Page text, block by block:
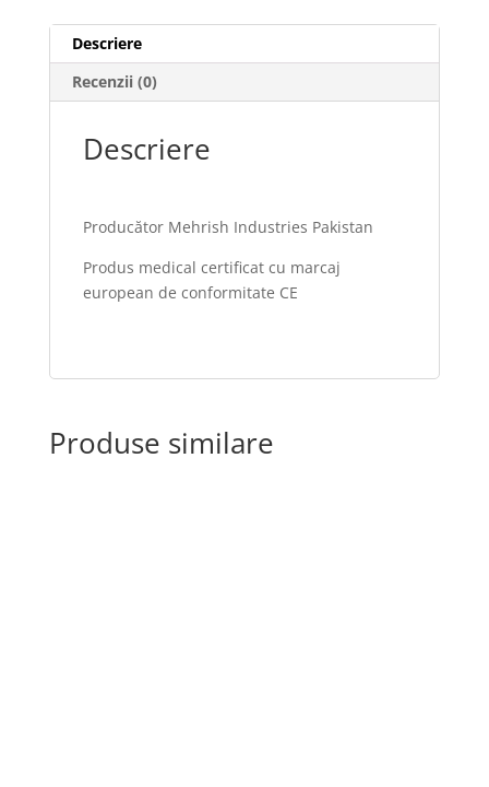
Descriere
Recenzii (0)
Descriere
Producător Mehrish Industries Pakistan
Produs medical certificat cu marcaj
european de conformitate CE
Produse similare